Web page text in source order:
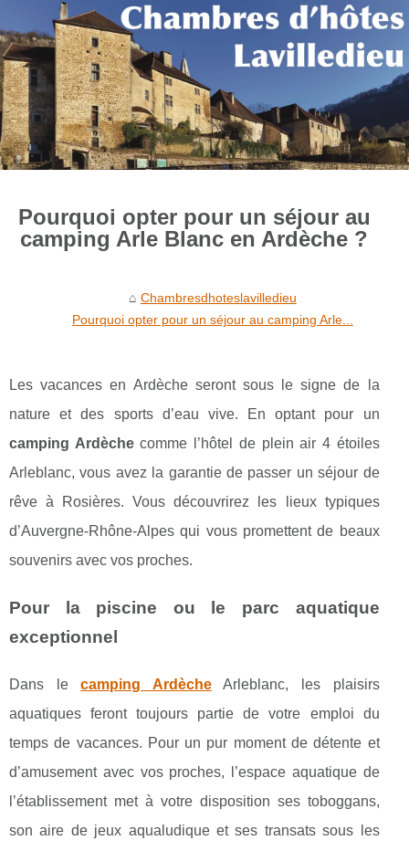
Pourquoi opter pour un séjour au
camping Arle Blanc en Ardèche ?
Chambresdhoteslavilledieu
Pourquoi opter pour un séjour au camping Arle...
Les vacances en Ardèche seront sous le signe de la
nature et des sports d’eau vive. En optant pour un
camping Ardèchecomme l’hôtel de plein air 4 étoiles
Arleblanc, vous avez la garantie de passer un séjour de
rêve à Rosières. Vous découvrirez les lieux typiques
d’Auvergne-Rhône-Alpes qui vous promettent de beaux
souvenirs avec vos proches.
Pour la piscine ou le parc aquatique
exceptionnel
Dans lecamping ArdècheArleblanc, les plaisirs
aquatiques feront toujours partie de votre emploi du
temps de vacances. Pour un pur moment de détente et
d’amusement avec vos proches, l’espace aquatique de
l’établissement met à votre disposition ses toboggans,
son aire de jeux aqualudique et ses transats sous les